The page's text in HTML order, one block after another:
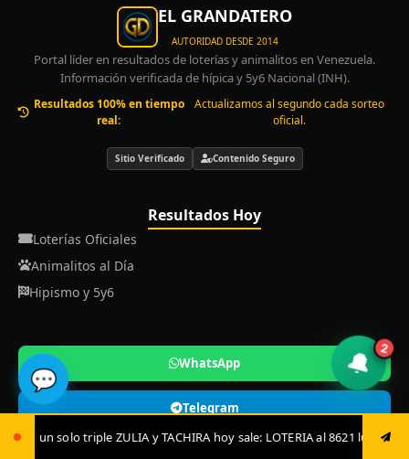
TACHIRA hoy sale: LOTERIA al 8621 luego envía ya: ANIMAL al 8621
EL GRANDATERO
AUTORIDAD DESDE 2014
Portal líder en resultados de loterías y animalitos en Venezuela.
Información verificada de hípica y 5y6 Nacional (INH).
Resultados 100% en tiempo
real:
Actualizamos al segundo cada sorteo
oficial.
Sitio Verificado Contenido Seguro
Resultados Hoy
Loterías Oficiales
Animalitos al Día
Hipismo y 5y6
WhatsApp
Telegram
🔔
2
💬